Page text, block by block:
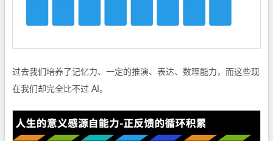
过去我们培养了记忆力、一定的推演、表达、数理能力，而这些现
在我们却完全比不过 AI。